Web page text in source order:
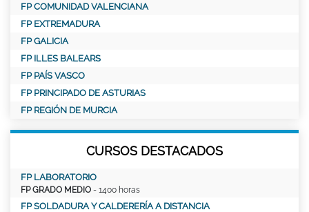
FP COMUNIDAD VALENCIANA
FP EXTREMADURA
FP GALICIA
FP ILLES BALEARS
FP PAÍS VASCO
FP PRINCIPADO DE ASTURIAS
FP REGIÓN DE MURCIA
CURSOS DESTACADOS
FP LABORATORIO
FP GRADO MEDIO - 1400 horas
FP SOLDADURA Y CALDERERÍA A DISTANCIA